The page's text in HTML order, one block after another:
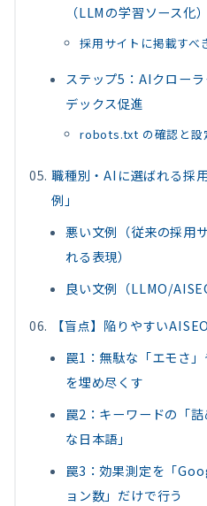
（LLMの学習ソース化）
採用サイトに掲載すべ
ステップ5：AIクロー
デックス促進
robots.txt の確認と設
職種別・AIに選ばれる採
例」
悪い文例（従来の採用
れる表現）
良い文例（LLMO/
【盲点】陥りやすい
罠1：無駄な「エモさ
を埋め尽くす
罠2：キーワードの「
な日本語」
罠3：効果測定を「
ョン数」だけで行う